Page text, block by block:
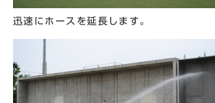
迅速にホースを延長します。